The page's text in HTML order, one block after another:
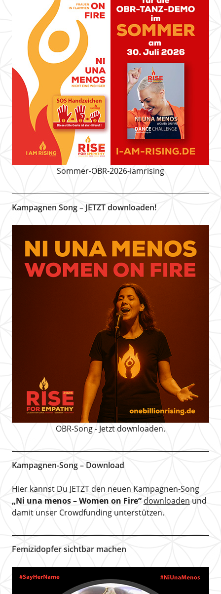
Sommer-OBR-2026-iamrising
Kampagnen Song – JETZT downloaden!
OBR-Song - Jetzt downloaden.
Kampagnen-Song – Download
Hier kannst Du JETZT den neuen Kampagnen-Song
„Ni una menos – Women on Fire“downloaden und
damit unser Crowdfunding unterstützen.
Femizidopfer sichtbar machen